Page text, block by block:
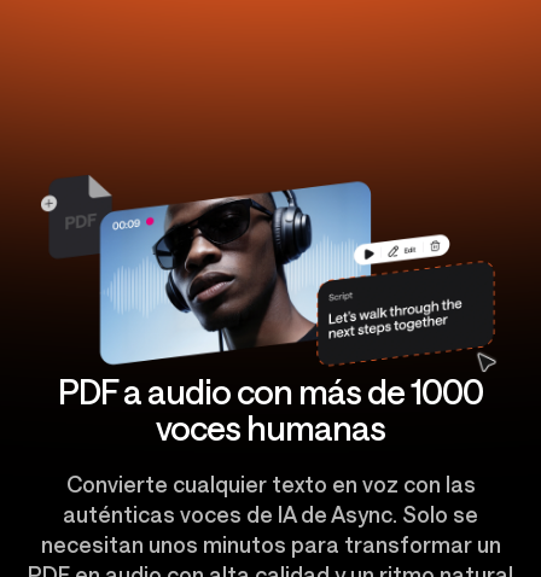
PDF a audio con más de 1000
voces humanas
Convierte cualquier texto en voz con las
auténticas voces de IA de Async. Solo se
necesitan unos minutos para transformar un